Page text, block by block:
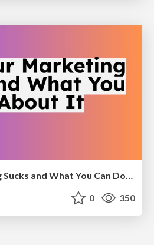
Why Your Marketing Sucks and What You Can Do About It - Sophie Logan
0 350